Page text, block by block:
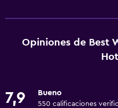
Salas de conferencia
Cajero automático/banco
Servicio de habitaciones
Opiniones de Best
7,9 Bueno
550 calificaciones